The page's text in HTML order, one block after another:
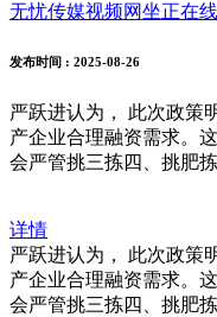
无忧传媒视频网坐正在
发布时间 : 2025-08-26
严跃进认为， 此次政策
产企业合理融资需求。
会严管挑三拣四、挑肥
详情
严跃进认为， 此次政策
产企业合理融资需求。
会严管挑三拣四、挑肥